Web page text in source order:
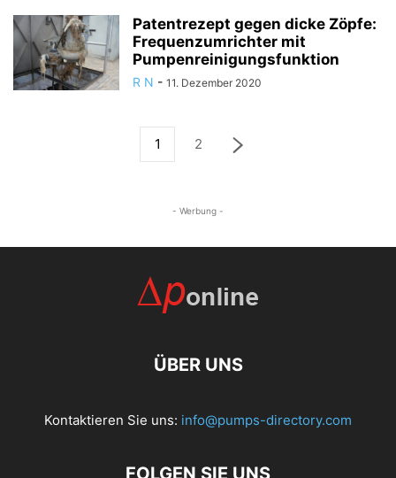
Patentrezept gegen dicke Zöpfe:
Frequenzumrichter mit
Pumpenreinigungsfunktion
R N - 11. Dezember 2020
1 2
- Werbung -
ÜBER UNS
Kontaktieren Sie uns: info@pumps-directory.com
FOLGEN SIE UNS